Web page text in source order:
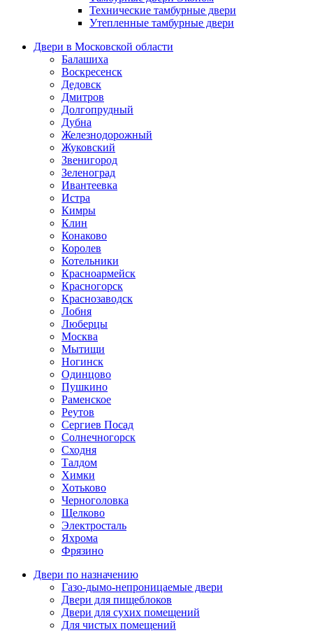
Технические тамбурные двери
Утепленные тамбурные двери
Двери в Московской области
Балашиха
Воскресенск
Дедовск
Дмитров
Долгопрудный
Дубна
Железнодорожный
Жуковский
Звенигород
Зеленоград
Ивантеевка
Истра
Кимры
Клин
Конаково
Королев
Котельники
Красноармейск
Красногорск
Краснозаводск
Лобня
Люберцы
Москва
Мытищи
Ногинск
Одинцово
Пушкино
Раменское
Реутов
Сергиев Посад
Солнечногорск
Сходня
Талдом
Химки
Хотьково
Черноголовка
Щелково
Электросталь
Яхрома
Фрязино
Двери по назначению
Газо-дымо-непроницаемые двери
Двери для пищеблоков
Двери для сухих помещений
Для чистых помещений